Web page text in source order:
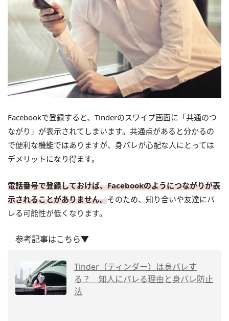
Facebookで登録すると、Tinderのスワイプ画面に「共通のつ
ながり」が表示されてしまいます。共通点があると分かるの
で便利な機能ではありますが、身バレが心配な人にとっては
デメリットになり得ます。
電話番号で登録しておけば、Facebookのようにつながりが表
示されることがありません。そのため、知り合いや友達にバ
レる可能性が低くなります。
参考記事はこちら▼
Tinder（ティンダー）は身バレす
る？ 知人にバレる理由と身バレ防止
法